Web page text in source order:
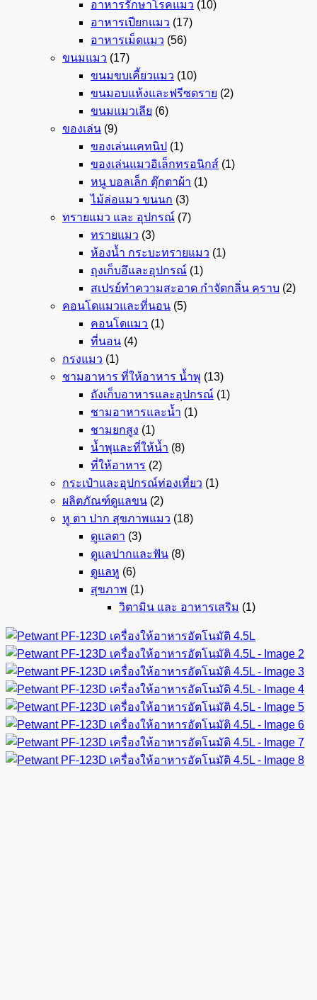
อาหารรักษาโรคแมว (10)
อาหารเปียกแมว (17)
อาหารเม็ดแมว (56)
ขนมแมว (17)
ขนมขบเคี้ยวแมว (10)
ขนมอบแห้งและฟรีซดราย (2)
ขนมแมวเลีย (6)
ของเล่น (9)
ของเล่นแคทนิป (1)
ของเล่นแมวอิเล็กทรอนิกส์ (1)
หนู บอลเล็ก ตุ๊กตาผ้า (1)
ไม้ล่อแมว ขนนก (3)
ทรายแมว และ อุปกรณ์ (7)
ทรายแมว (3)
ห้องน้ำ กระบะทรายแมว (1)
ถุงเก็บอึและอุปกรณ์ (1)
สเปรย์ทำความสะอาด กำจัดกลิ่น คราบ (2)
คอนโดแมวและที่นอน (5)
คอนโดแมว (1)
ที่นอน (4)
กรงแมว (1)
ชามอาหาร ที่ให้อาหาร น้ำพุ (13)
ถังเก็บอาหารและอุปกรณ์ (1)
ชามอาหารและน้ำ (1)
ชามยกสูง (1)
น้ำพุและที่ให้น้ำ (8)
ที่ให้อาหาร (2)
กระเป๋าและอุปกรณ์ท่องเที่ยว (1)
ผลิตภัณฑ์ดูแลขน (2)
หู ตา ปาก สุขภาพแมว (18)
ดูแลตา (3)
ดูแลปากและฟัน (8)
ดูแลหู (6)
สุขภาพ (1)
วิตามิน และ อาหารเสริม (1)